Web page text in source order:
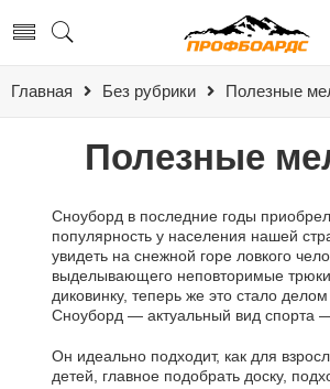
Главная Без рубрики Полезные
Полезные
Сноуборд в последние годы
популярность у населения нашей
увидеть на снежной горе ловкого
выделывающего неповторимые
диковинку, теперь же это стало
Сноуборд — актуальный вид спорта
Он идеально подходит, как для
детей, главное подобрать доску,